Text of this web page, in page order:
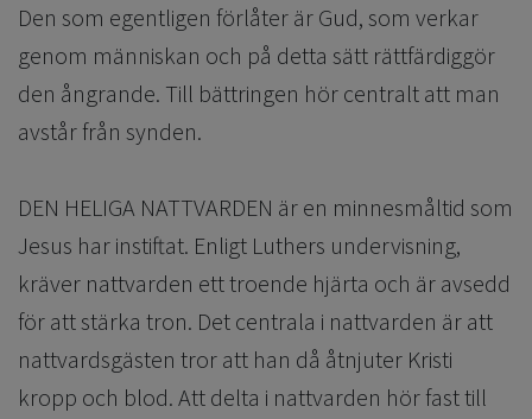
Den som egentligen förlåter är Gud, som verkar
genom människan och på detta sätt rättfärdiggör
den ångrande. Till bättringen hör centralt att man
avstår från synden.
DEN HELIGA NATTVARDEN är en minnesmåltid som
Jesus har instiftat. Enligt Luthers undervisning,
kräver nattvarden ett troende hjärta och är avsedd
för att stärka tron. Det centrala i nattvarden är att
nattvardsgästen tror att han då åtnjuter Kristi
kropp och blod. Att delta i nattvarden hör fast till